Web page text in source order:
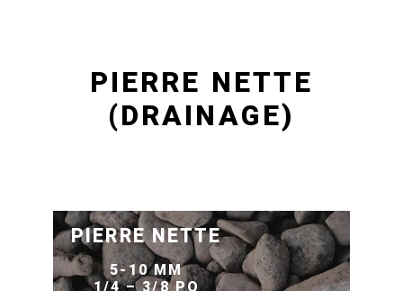
PIERRE NETTE
(DRAINAGE)
PIERRE NETTE
5-10 MM